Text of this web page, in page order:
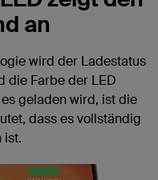
an
wird der Ladestatus
die Farbe der LED
geladen wird, ist die
dass es vollständig
ist.